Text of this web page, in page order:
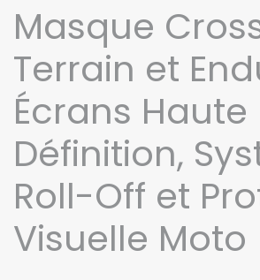
Masque
Terrain et
Écrans Haute
Définition,
Roll-Off et
Visuelle Moto